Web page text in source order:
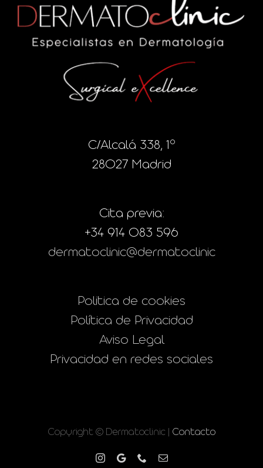
C/Alcalá 338, 1º
28027 Madrid
Cita previa:
+34 914 083 596
dermatoclinic@dermatoclinic
Politica de cookies
Política de Privacidad
Aviso Legal
Privacidad en redes sociales
Copyright © Dermatoclinic | Contacto
Instagram
Google PhoneCorreo